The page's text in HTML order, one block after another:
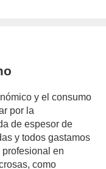
y el consu­mo
por la
de espesor de
y todos gastamos
en
como